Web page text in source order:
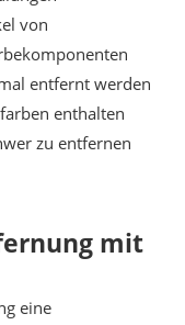
von
entfernt werden
enthalten
zu entfernen
mit
eine